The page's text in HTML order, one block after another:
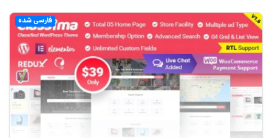
فارسی شده